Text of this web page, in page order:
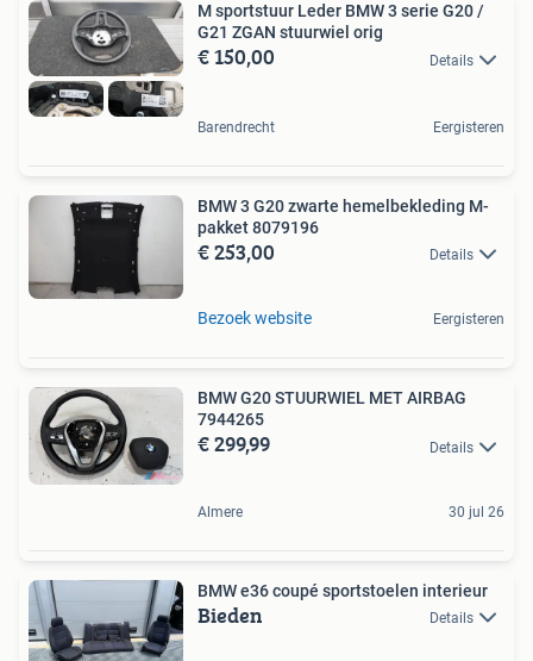
M sportstuur Leder BMW 3 serie G20 /
G21 ZGAN stuurwiel orig
€ 150,00 Details
Barendrecht Eergisteren
BMW 3 G20 zwarte hemelbekleding M-
pakket 8079196
€ 253,00 Details
Bezoek website Eergisteren
BMW G20 STUURWIEL MET AIRBAG
7944265
€ 299,99 Details
Almere 30 jul 26
BMW e36 coupé sportstoelen interieur
Bieden Details